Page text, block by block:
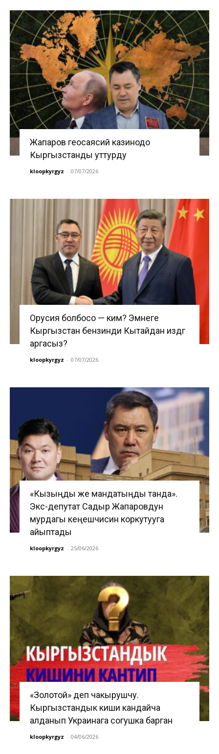
Жапаров геосаясий казинодо
Кыргызстанды уттурду
kloopkyrgyz - 07/07/2026
Орусия болбосо — ким? Эмнеге
Кыргызстан бензинди Кытайдан издөөгө
аргасыз?
kloopkyrgyz - 07/07/2026
«Кызыңды же мандатыңды танда».
Экс-депутат Садыр Жапаровдун
мурдагы кеңешчисин коркутууга
айыптады
kloopkyrgyz - 25/06/2026
«Золотой» деп чакырушчу.
Кыргызстандык киши кандайча
алданып Украинага согушка барган
kloopkyrgyz - 04/06/2026